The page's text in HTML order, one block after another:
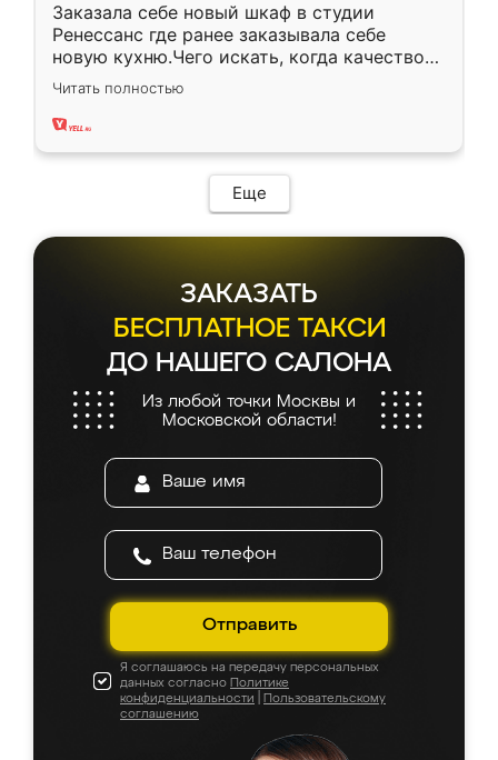
Заказала себе новый шкаф в студии
Ренессанс где ранее заказывала себе
новую кухню.Чего искать, когда качеством
вполне довольна. Служит кухня уже почти
два года, нареканий нет.
Читать полностью
Еще
ЗАКАЗАТЬ
БЕСПЛАТНОЕ ТАКСИ
ДО НАШЕГО САЛОНА
Из любой точки Москвы и
Московской области!
Отправить
Я соглашаюсь на передачу персональных
данных согласно Политике
конфиденциальности
Пользовательскому
соглашению